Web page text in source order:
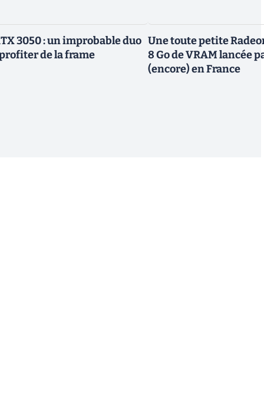
3050 : un improbable duo
de la frame
Une toute petite
8 Go de VRAM lancée
(encore) en France